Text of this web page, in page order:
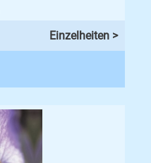
Einzelheiten >